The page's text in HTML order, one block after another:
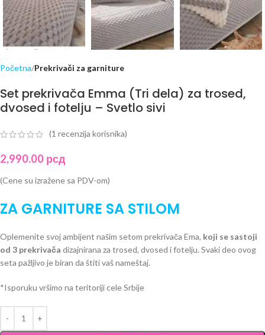
Početna Prekrivači za garniture
Set prekrivača Emma (Tri dela) za trosed,
dvosed i fotelju – Svetlo sivi
(1 recenzija korisnika)
2,990.00 рсд
(Cene su izražene sa PDV-om)
ZA GARNITURE SA STILOM
Oplemenite svoj ambijent našim setom prekrivača Ema, koji se sastoji
od 3 prekrivača dizajnirana za trosed, dvosed i fotelju. Svaki deo ovog
seta pažljivo je biran da štiti vaš nameštaj.
*Isporuku vršimo na teritoriji cele Srbije